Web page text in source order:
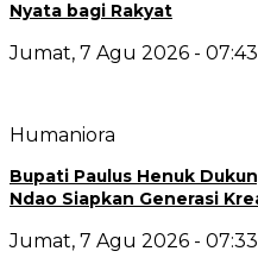
Nyata bagi Rakyat
Jumat, 7 Agu 2026 -
Humaniora
Bupati Paulus Henuk
Ndao Siapkan Generasi
Jumat, 7 Agu 2026 -